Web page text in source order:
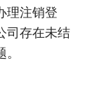
理注销登
司存在未结